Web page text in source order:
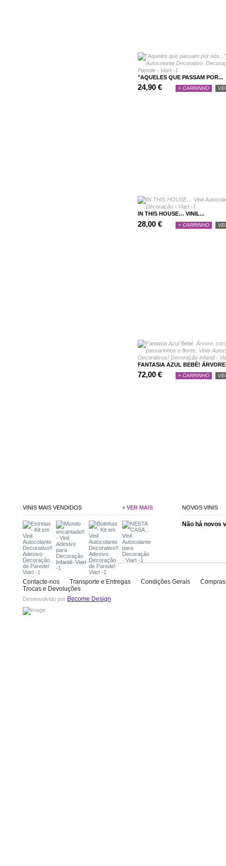
"AQUELES QUE PASSAM POR...
24,90 € + CARRINHO
IN THIS HOUSE… VINIL...
28,00 € + CARRINHO
FANTASIA AZUL BEBÉ!
72,00 € + CARRINHO
VINIS MAIS VENDIDOS + VER MAIS NOVOS VINIS
Não há novos
Contacte-nos Transporte e Entregas Condições Gerais
Trocas e Devoluções
Desenvolvido por Become Design